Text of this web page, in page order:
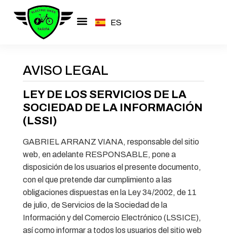
ES
EN
AVISO LEGAL
LEY DE LOS SERVICIOS DE LA
SOCIEDAD DE LA INFORMACIÓN
(LSSI)
GABRIEL ARRANZ VIANA, responsable del sitio
web, en adelante RESPONSABLE, pone a
disposición de los usuarios el presente documento,
con el que pretende dar cumplimiento a las
obligaciones dispuestas en la Ley 34/2002, de 11
de julio, de Servicios de la Sociedad de la
Información y del Comercio Electrónico (LSSICE),
así como informar a todos los usuarios del sitio web